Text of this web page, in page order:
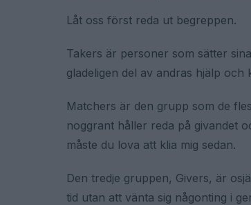
Låt oss först reda ut begreppen.
Takers är personer som sätter
gladeligen del av andras hjälp och
Matchers är den grupp som de
noggrant håller reda på givandet
måste du lova att klia mig sedan.
Den tredje gruppen, Givers, är
tid utan att vänta sig någonting i